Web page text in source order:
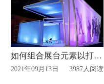
如何组合展台元素以打造难忘体验？
2021年09月13日 3987人阅读